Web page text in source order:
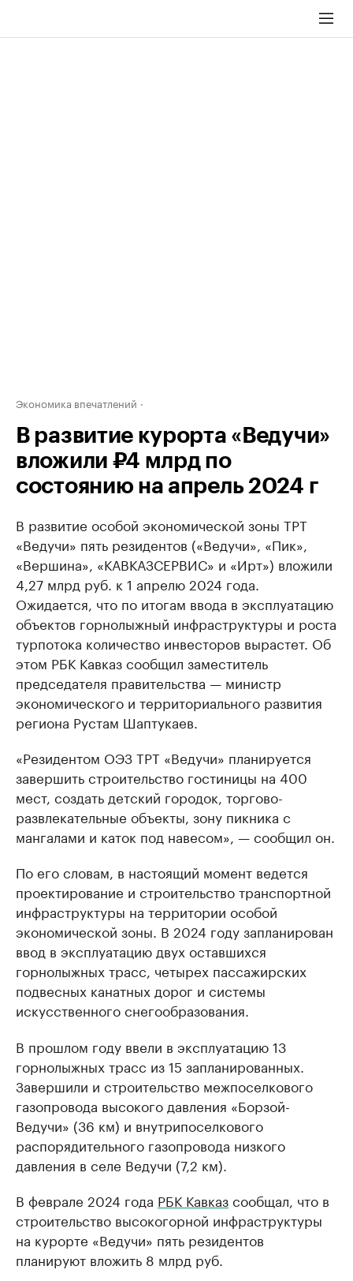
Экономика впечатлений
В развитие курорта «Ведучи»
вложили ₽4 млрд по
состоянию на апрель 2024 г
В развитие особой экономической зоны ТРТ
«Ведучи» пять резидентов («Ведучи», «Пик»,
«Вершина», «КАВКАЗСЕРВИС» и «Ирт») вложили
4,27 млрд руб. к 1 апрелю 2024 года.
Ожидается, что по итогам ввода в эксплуатацию
объектов горнолыжный инфраструктуры и роста
турпотока количество инвесторов вырастет. Об
этом РБК Кавказ сообщил заместитель
председателя правительства — министр
экономического и территориального развития
региона Рустам Шаптукаев.
«Резидентом ОЭЗ ТРТ «Ведучи» планируется
завершить строительство гостиницы на 400
мест, создать детский городок, торгово-
развлекательные объекты, зону пикника с
мангалами и каток под навесом», — сообщил он.
По его словам, в настоящий момент ведется
проектирование и строительство транспортной
инфраструктуры на территории особой
экономической зоны. В 2024 году запланирован
ввод в эксплуатацию двух оставшихся
горнолыжных трасс, четырех пассажирских
подвесных канатных дорог и системы
искусственного снегообразования.
В прошлом году ввели в эксплуатацию 13
горнолыжных трасс из 15 запланированных.
Завершили и строительство межпоселкового
газопровода высокого давления «Борзой-
Ведучи» (36 км) и внутрипоселкового
распорядительного газопровода низкого
давления в селе Ведучи (7,2 км).
В феврале 2024 года РБК Кавказсообщал, что в
строительство высокогорной инфраструктуры
на курорте «Ведучи» пять резидентов
планируют вложить 8 млрд руб.